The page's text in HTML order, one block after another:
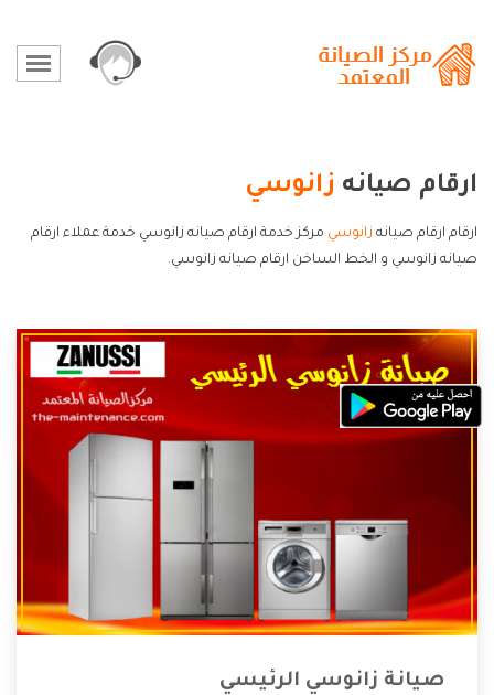
ارقام صيانه زانوسي
ارقام ارقام صيانه زانوسي مركز خدمة ارقام صيانه زانوسي خدمة عملاء ارقام
صيانه زانوسي و الخط الساخن ارقام صيانه زانوسي.
صيانة زانوسي الرئيسي